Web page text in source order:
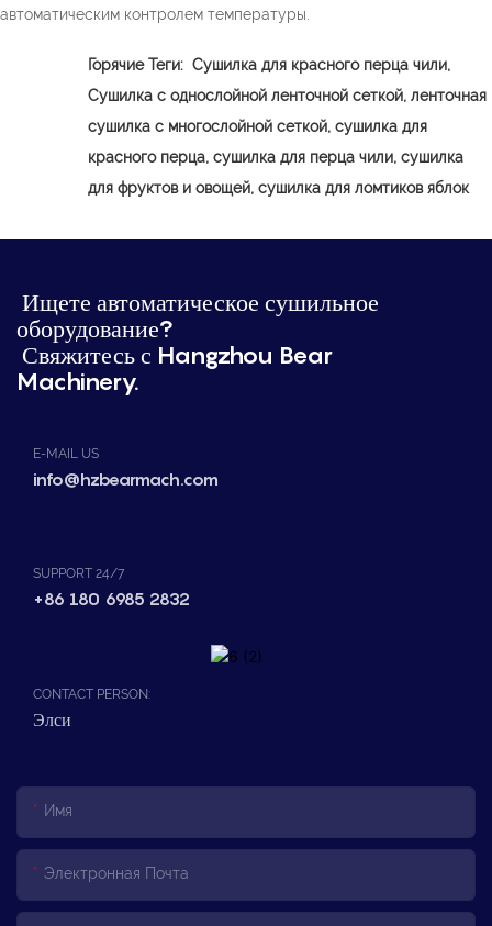
автоматическим контролем температуры.
Горячие Теги: Сушилка для красного перца чили,
Сушилка с однослойной ленточной сеткой, ленточная
сушилка с многослойной сеткой, сушилка для
красного перца, сушилка для перца чили, сушилка
для фруктов и овощей, сушилка для ломтиков яблок
Ищете автоматическое сушильное
оборудование?
Свяжитесь с Hangzhou Bear
Machinery.
E-MAIL US
info@hzbearmach.com
SUPPORT 24/7
+86 180 6985 2832
CONTACT PERSON:
Элси
Имя
Электронная Почта